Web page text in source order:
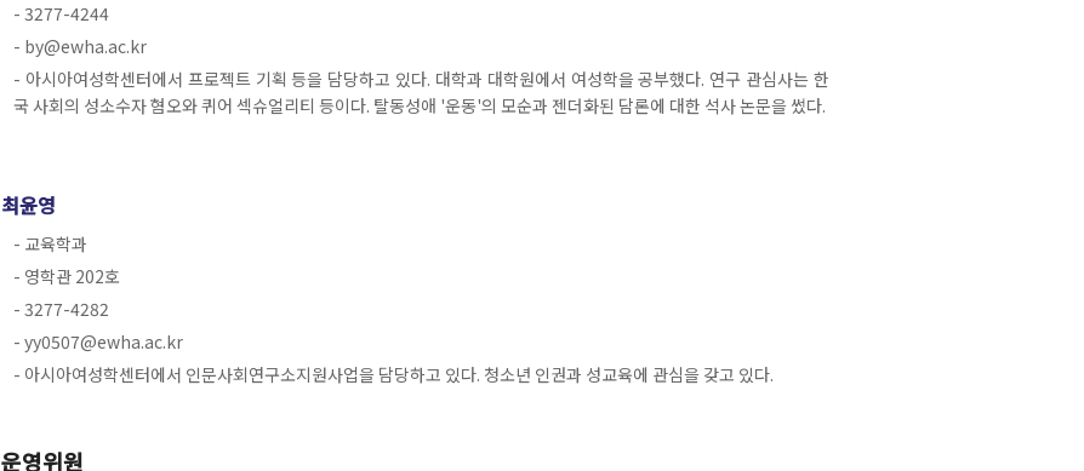
- 3277-4244
- by@ewha.ac.kr
- 아시아여성학센터에서 프로젝트 기획 등을 담당하고 있다. 대학과 대학원에서 여성학을 공부했다. 연구 관심사는 한
국 사회의 성소수자 혐오와 퀴어 섹슈얼리티 등이다. 탈동성애 '운동'의 모순과 젠더화된 담론에 대한 석사 논문을 썼다.
최윤영
- 교육학과
- 영학관 202호
- 3277-4282
- yy0507@ewha.ac.kr
- 아시아여성학센터에서 인문사회연구소지원사업을 담당하고 있다. 청소년 인권과 성교육에 관심을 갖고 있다.
운영위원